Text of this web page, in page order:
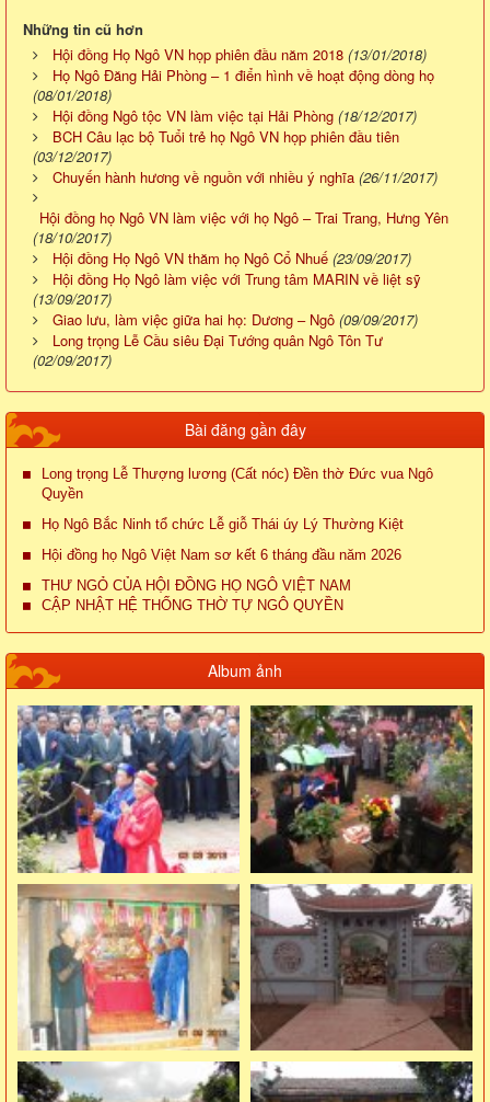
Những tin cũ hơn
Hội đồng Họ Ngô VN họp phiên đầu năm 2018 (13/01/2018)
Họ Ngô Đăng Hải Phòng – 1 điển hình về hoạt động dòng họ
(08/01/2018)
Hội đồng Ngô tộc VN làm việc tại Hải Phòng (18/12/2017)
BCH Câu lạc bộ Tuổi trẻ họ Ngô VN họp phiên đầu tiên
(03/12/2017)
Chuyến hành hương về nguồn với nhiều ý nghĩa (26/11/2017)
Hội đồng họ Ngô VN làm việc với họ Ngô – Trai Trang, Hưng Yên
(18/10/2017)
Hội đồng Họ Ngô VN thăm họ Ngô Cổ Nhuế (23/09/2017)
Hội đồng Họ Ngô làm việc với Trung tâm MARIN về liệt sỹ
(13/09/2017)
Giao lưu, làm việc giữa hai họ: Dương – Ngô (09/09/2017)
Long trọng Lễ Cầu siêu Đại Tướng quân Ngô Tôn Tư
(02/09/2017)
Bài đăng gần đây
Long trọng Lễ Thượng lương (Cất nóc) Đền thờ Đức vua Ngô
Quyền
Họ Ngô Bắc Ninh tổ chức Lễ giỗ Thái úy Lý Thường Kiệt
Hội đồng họ Ngô Việt Nam sơ kết 6 tháng đầu năm 2026
THƯ NGỎ CỦA HỘI ĐỒNG HỌ NGÔ VIỆT NAM
CẬP NHẬT HỆ THỐNG THỜ TỰ NGÔ QUYỀN
Album ảnh